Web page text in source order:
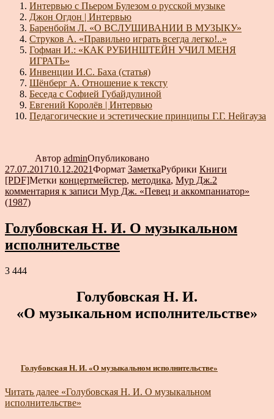
Интервью с Пьером Булезом о русской музыке
Джон Огдон | Интервью
Баренбойм Л. «О ВСЛУШИВАНИИ В МУЗЫКУ»
Струков А. «Правильно играть всегда легко!..»
Гофман И.: «КАК РУБИНШТЕЙН УЧИЛ МЕНЯ
ИГРАТЬ»
Инвенции И.С. Баха (статья)
Шёнберг А. Отношение к тексту
Беседа с Софией Губайдулиной
Евгений Королёв | Интервью
Педагогические и эстетические принципы Г.Г. Нейгауза
Автор adminОпубликовано
27.07.201710.12.2021Формат ЗаметкаРубрики Книги
[PDF]Метки концертмейстер, методика, Мур Дж.2
комментария к записи Мур Дж. «Певец и аккомпаниатор»
(1987)
Голубовская Н. И. О музыкальном
исполнительстве
3 444
Голубовская Н. И.
«О музыкальном исполнительстве»
Голубовская Н. И. «О музыкальном исполнительстве»
Читать далее «Голубовская Н. И. О музыкальном
исполнительстве»